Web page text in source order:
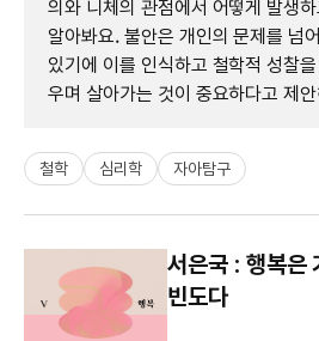
의와 니체의 관점에서 어떻게 발생
알아봐요. 불안은 개인의 문제를 넘
있기에 이를 인식하고 철학적 성찰
우며 살아가는 것이 중요하다고 제
철학 심리학 자아탐구
서은국 : 행복은
빈도다